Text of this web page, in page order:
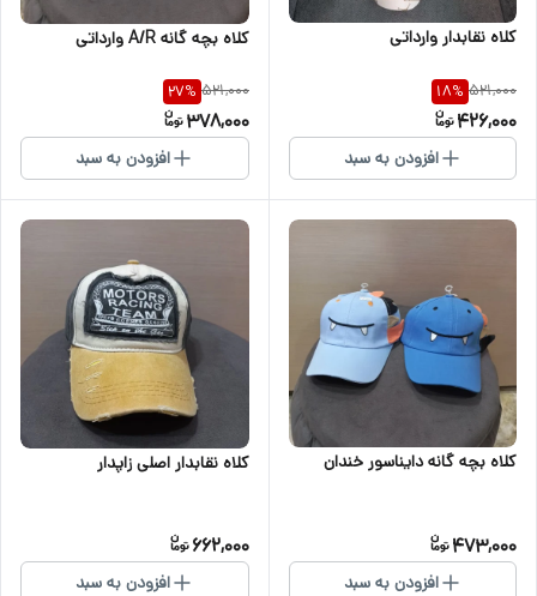
کلاه نقابدار وارداتی
521,000
18%
426,000
افزودن به سبد
کلاه بچه گانه A/R وارداتی
521,000
27%
378,000
افزودن به سبد
کلاه بچه گانه دایناسور خندان
473,000
افزودن به سبد
کلاه نقابدار اصلی زاپدار
662,000
افزودن به سبد